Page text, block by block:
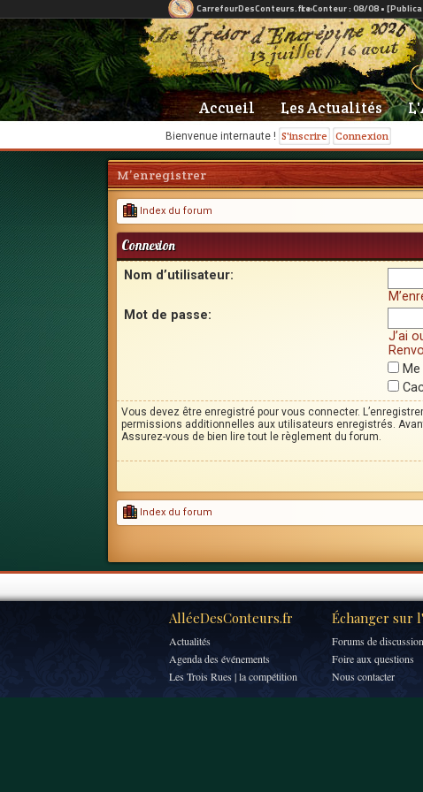
Bienvenue internaute ! S'inscrire Connexion
Accueil Les Actualités
M’enregistrer
Index du forum
Connexion
Nom d’utilisateur:
Mot de passe:
J’ai
Vous devez être enregistré pour vous connecter.
permissions additionnelles aux utilisateurs enregistrés.
Assurez-vous de bien lire tout le règlement du forum.
Index du forum
AlléeDesConteurs.fr Échanger sur
Actualités
Agenda des événements
Les Trois Rues | la compétition
Forums de discussion
Foire aux questions
Nous contacter